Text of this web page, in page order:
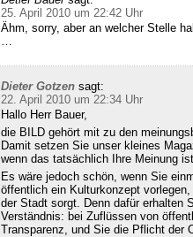
25. April 2010 um 22:42 Uhr
Ähm, sorry, aber an welcher Stelle
…
Dieter Gotzen sagt:
22. April 2010 um 22:34 Uhr
Hallo Herr Bauer,
die BILD gehört mit zu den
Damit setzen Sie unser kleines
wenn das tatsächlich Ihre Meinung
Es wäre jedoch schön, wenn Sie
öffentlich ein Kulturkonzept
der Stadt sorgt. Denn dafür erhalten
Verständnis: bei Zuflüssen von
Transparenz, und Sie die Pflicht der